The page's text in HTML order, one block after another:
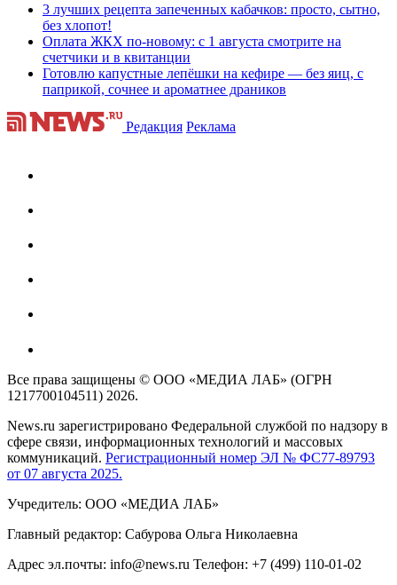
3 лучших рецепта запеченных кабачков: просто, сытно,
без хлопот!
Оплата ЖКХ по-новому: с 1 августа смотрите на
счетчики и в квитанции
Готовлю капустные лепёшки на кефире — без яиц, с
паприкой, сочнее и ароматнее драников
Редакция Реклама
Все права защищены © ООО «МЕДИА ЛАБ» (ОГРН
1217700104511) 2026.
News.ru зарегистрировано Федеральной службой по надзору в
сфере связи, информационных технологий и массовых
коммуникаций. Регистрационный номер ЭЛ № ФС77-89793
от 07 августа 2025.
Учредитель: ООО «МЕДИА ЛАБ»
Главный редактор: Сабурова Ольга Николаевна
Адрес эл.почты: info@news.ru Телефон: +7 (499) 110-01-02